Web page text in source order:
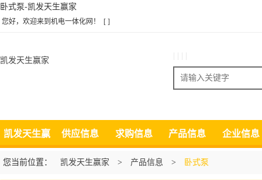
卧式泵-凯发天生赢家
您好，欢迎来到机电一体化网！ [ ]
凯发天生赢家
搜索
凯发天生赢
家
供应信息 求购信息 产品信息 企业信息
您当前位置： 凯发天生赢家 > 产品信息 > 卧式泵